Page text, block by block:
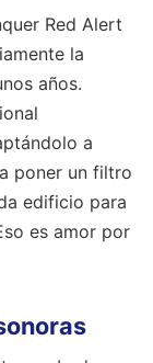
Red Alert
la
años.
a
poner un filtro
edificio para
es amor por